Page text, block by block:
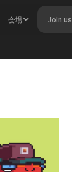
会場 Join us